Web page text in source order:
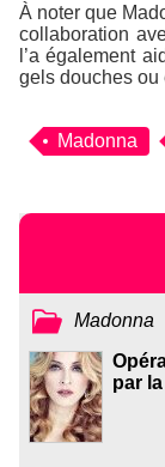
À noter que
collaboration
l’a également
gels douches ou
Madonna
Madonna
par